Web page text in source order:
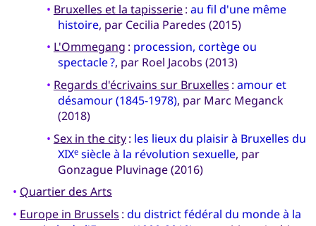
• Bruxelles et la tapisserie: au fil d'une même
histoire, par Cecilia Paredes (2015)
• L'Ommegang : procession, cortège ou
spectacle ?, par Roel Jacobs (2013)
• Regards d'écrivains sur Bruxelles : amour et
désamour (1845-1978), par Marc Meganck
(2018)
• Sex in the city: les lieux du plaisir à Bruxelles du
XIXesiècle à la révolution sexuelle, par
Gonzague Pluvinage (2016)
• Quartier des Arts
• Europe in Brussels : du district fédéral du monde à la